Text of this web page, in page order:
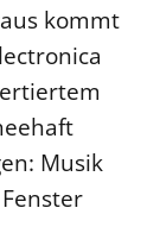
kommt
Musik